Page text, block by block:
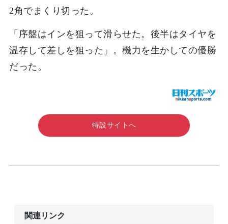
2角でまくり切った。
「序盤はインを狙って滑らせた。後半はタイヤを
温存して差しを狙った」。機力を生かしての優勝
だった。
特設サイトへ
関連リンク